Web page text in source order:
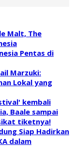
Malt, The
Marzuki:
Lokal yang
Siap Hadirkan
dalam